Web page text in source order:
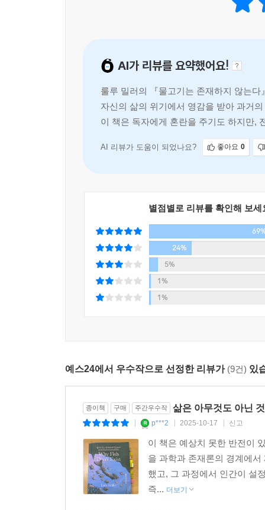
그의 일을 방해했다. 그가 수집한 수많은 표본들
잔해들을 훑어보고는 거기서 식별할 수 있는 물
방법을 하나 도입했는데, 그는 이 방법이 세계의
저자 룰루 밀러는 이 일화를 처음 들었을 때 조
교훈이 될지도 몰랐다. 조던의 인생에 관해 밀
〈물고기는 존재하지 않는다〉는 파괴와 상실 이
좀 더 명료하게 바라볼 수 있도록 혼돈 속에서 모
물고기가 존재하지 않는다면, 우리는 또 무엇을
물고기를 포기할 때 나는 과학 자체에도 오류가
파괴도 많이 일으킬 수 있는 무딘 도구라는 것을 깨
생각을 자극시켜 감춰진 삶의 진실을 깨닫게 하는
“정말 매력적인 책. 밀러가 어찌나 매혹적으로 이
“완전히 넋을 잃을 정도로 매혹적인 책.” _〈오프라
“책의 모양을 한 작은 경이.” _〈더 내셔널 북 리뷰〉
AI가 리뷰를 요약했어요!
룰루 밀러의 『물고기는 존재하지 않는
자신의 삶의 위기에서 영감을 받아 과거
이 책은 독자에게 혼란을 주기도 하지만,
AI 리뷰가 도움이 되었나요? 좋아요 0
별점별로 리뷰를 확인해 보세
24%
5%
1%
1%
예스24에서 우수작으로 선정한 리뷰가 (9건) 있
종이책 구매 주간우수작 삶은 아무것도 아닌
p***2 2025-10-17 신고
이 책은 예상치 못한 반전이
을 과학과 존재론의 경계에서
했고, 그 과정에서 인간이 설
즉... 더보기